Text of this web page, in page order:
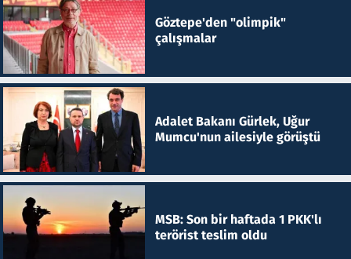
Göztepe'den "olimpik"
çalışmalar
Adalet Bakanı Gürlek, Uğur
Mumcu'nun ailesiyle görüştü
MSB: Son bir haftada 1 PKK'lı
terörist teslim oldu